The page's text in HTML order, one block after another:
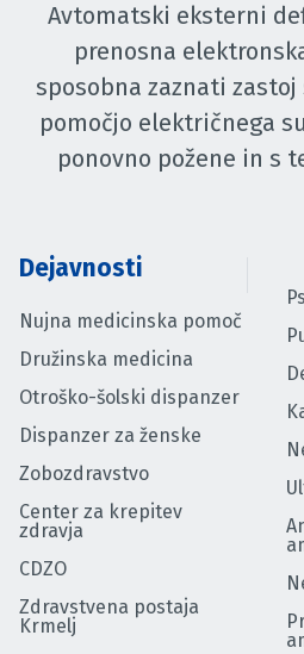
Avtomatski eksterni
prenosna
sposobna zaznati zastoj
pomočjo električnega
ponovno požene in s
Dejavnosti
Nujna medicinska pomoč
Družinska medicina
Otroško-šolski dispanzer
Dispanzer za ženske
Zobozdravstvo
Center za krepitev
zdravja
CDZO
Zdravstvena postaja
Krmelj